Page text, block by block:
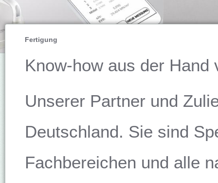
Fertigung
Know-how aus der Hand
Unserer Partner und
Deutschland. Sie sind
Fachbereichen und alle